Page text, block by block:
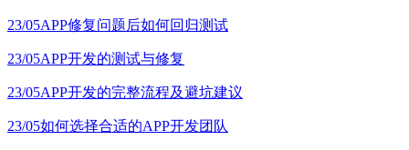
23/05APP修复问题后如何回归测试
23/05APP开发的测试与修复
23/05APP开发的完整流程及避坑建议
23/05如何选择合适的APP开发团队